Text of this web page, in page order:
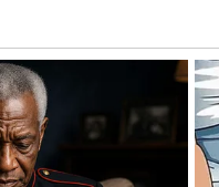
budete ono što jeste, bez
gradite na istini, a ne
realnosti. Sve što sada
kosmički trenutak u
ušli u fazu koja je